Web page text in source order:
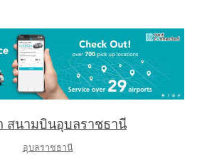
สนามบินอุบลราชธานี
อุบลราชธานี